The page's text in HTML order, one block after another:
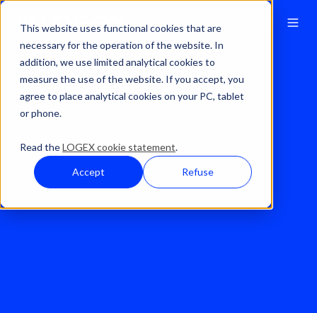
This website uses functional cookies that are
necessary for the operation of the website. In
addition, we use limited analytical cookies to
measure the use of the website. If you accept, you
agree to place analytical cookies on your PC, tablet
or phone.
Read theLOGEX cookie statement.
Accept Refuse
Für wen wir arbeiten Staatliche Einrichtungen